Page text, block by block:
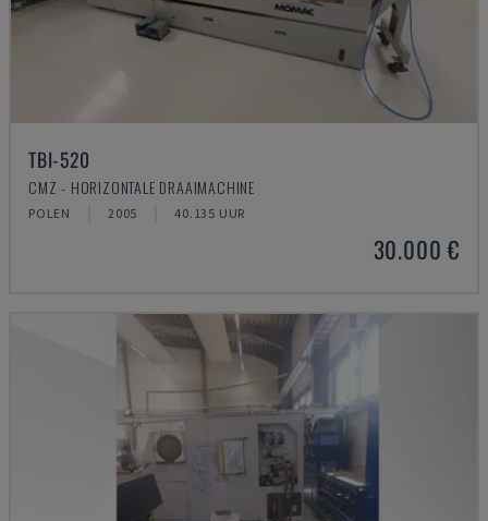
TBI-520
CMZ - HORIZONTALE DRAAIMACHINE
POLEN 2005 40.135 UUR
30.000 €